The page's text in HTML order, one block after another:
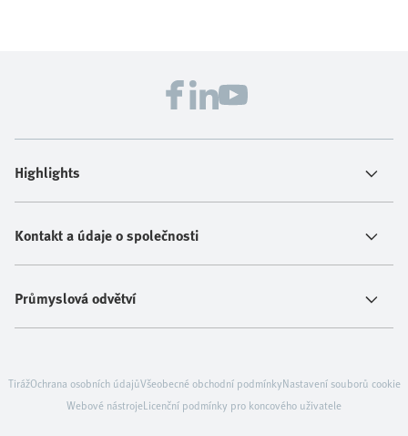
Highlights
Kontakt a údaje o společnosti
Průmyslová odvětví
TirážOchrana osobních údajůVšeobecné obchodní podmínkyNastavení souborů cookie
Webové nástrojeLicenční podmínky pro koncového uživatele